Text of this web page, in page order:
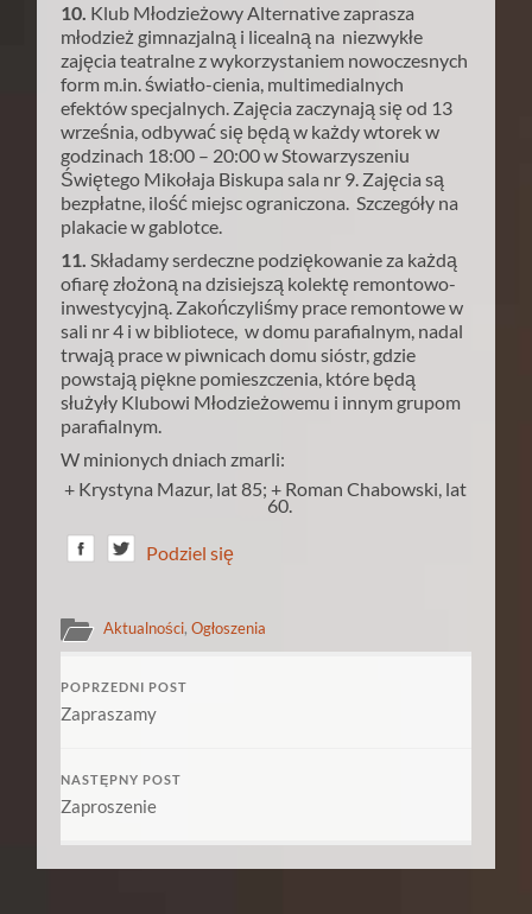
10. Klub Młodzieżowy Alternative zaprasza
młodzież gimnazjalną i licealną na niezwykłe
zajęcia teatralne z wykorzystaniem nowoczesnych
form m.in. światło-cienia, multimedialnych
efektów specjalnych. Zajęcia zaczynają się od 13
września, odbywać się będą w każdy wtorek w
godzinach 18:00 – 20:00 w Stowarzyszeniu
Świętego Mikołaja Biskupa sala nr 9. Zajęcia są
bezpłatne, ilość miejsc ograniczona. Szczegóły na
plakacie w gablotce.
11. Składamy serdeczne podziękowanie za każdą
ofiarę złożoną na dzisiejszą kolektę remontowo-
inwestycyjną. Zakończyliśmy prace remontowe w
sali nr 4 i w bibliotece, w domu parafialnym, nadal
trwają prace w piwnicach domu sióstr, gdzie
powstają piękne pomieszczenia, które będą
służyły Klubowi Młodzieżowemu i innym grupom
parafialnym.
W minionych dniach zmarli:
+ Krystyna Mazur, lat 85; + Roman Chabowski, lat
60.
Podziel się
Aktualności,Ogłoszenia
POPRZEDNI POST
Zapraszamy
NASTĘPNY POST
Zaproszenie